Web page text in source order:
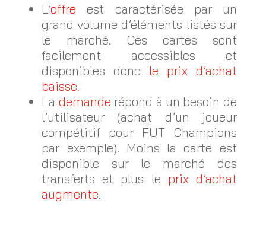
L’offre est caractérisée par un
grand volume d’éléments listés sur
le marché. Ces cartes sont
facilement accessibles et
disponibles donc le prix d’achat
baisse.
La demande répond à un besoin de
l’utilisateur (achat d’un joueur
compétitif pour FUT Champions
par exemple). Moins la carte est
disponible sur le marché des
transferts et plus le prix d’achat
augmente.